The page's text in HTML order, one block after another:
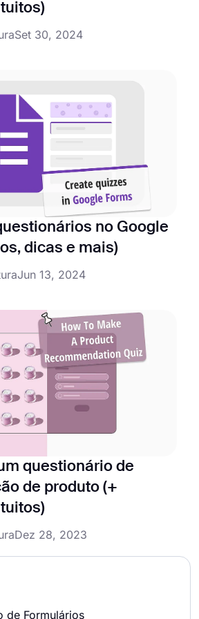
Set 30, 2024
no Google
dicas e mais)
Jun 13, 2024
questionário de
de produto (+
Dez 28, 2023
de Formulários